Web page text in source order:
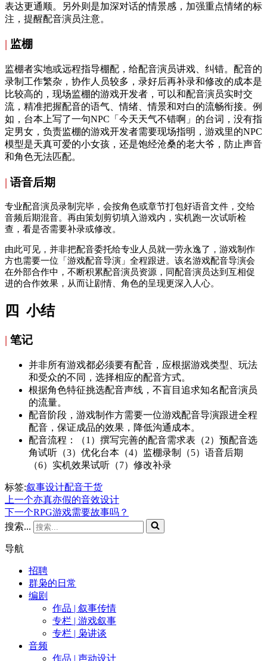
表达更通顺。另外则是加深对话的情景感，加强重点情绪的标
注，提醒配音演员注意。
| 监棚
监棚者实地或远程指导棚配，给配音演员讲戏、纠错。配音的
录制工作繁杂，协作人员较多，录好后再补录和修改的成本是
比较高的，现场监棚的游戏开发者，可以和配音演员实时交
流，精准把握配音的语气、情绪、情景和对白的流畅衔接。例
如，台本上写了一句NPC「今天天气不错啊」的台词，没有指
定男女，负责监棚的游戏开发者需要现场指明，游戏里的NPC
模型是天真可爱的小女孩，还是饱经沧桑的老大爷，防止声音
和角色无法匹配。
| 语音后期
专业配音演员录制完毕，会按角色或章节打包好语音文件，交给
音频后期混音。再由策划剪切填入游戏内，实机跑一次试听检
查，看是否需要补录或修改。
由此可见，并非把配音委托给专业人员就一劳永逸了，游戏制作
方也需要一位「游戏配音导演」全程跟进。该名游戏配音导演会
在外部合作中，不断积累配音演员资源，同配音演员达到互相促
进的合作效果，从而让剧情、角色的呈现更深入人心。
四 小结
| 笔记
并非所有游戏都必须要有配音，应根据游戏类型、玩法
和受众的不同，选择相应的配音方式。
根据角色特征挑选配音声线，不盲目追求知名配音演员
的流量。
配音阶段，游戏制作方需要一位游戏配音导演跟进全程
配音，保证成品的效果，降低沟通成本。
配音流程：（1）撰写完善的配音需求表（2）预配音选
角试听（3）优化台本（4）监棚录制（5）语音后期
（6）实机效果试听（7）修改补录
标签:叙事设计配音干货
上一个亦真亦假的音效设计
下一个RPG游戏需要故事吗？
搜索...
导航
招聘
群枭的日常
编剧
作品 | 叙事传情
专栏 | 游戏叙事
专栏 | 枭讲谈
音频
作品 | 声动设计